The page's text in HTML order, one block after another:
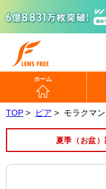
ホーム
TOP > ピア > モラクマ
夏季（お盆